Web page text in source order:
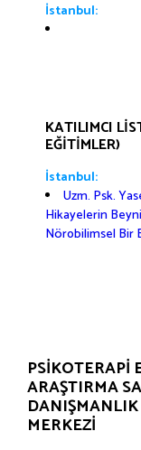
İstanbul:
KATILIMCI
EĞITIMLER)
İstanbul:
Uzm. Psk.
Hikayelerin
Nörobilimsel Bir
PSIKOTERAPI
ARAŞTIRMA
MERKEZI